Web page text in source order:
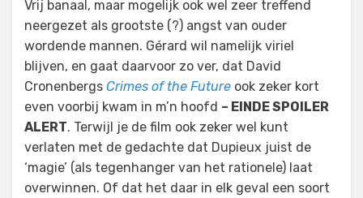
Vrij banaal, maar mogelijk ook wel zeer treffend
neergezet als grootste (?) angst van ouder
wordende mannen. Gérard wil namelijk viriel
blijven, en gaat daarvoor zo ver, dat David
Cronenbergs Crimes of the Future ook zeker kort
even voorbij kwam in m’n hoofd – EINDE SPOILER
ALERT. Terwijl je de film ook zeker wel kunt
verlaten met de gedachte dat Dupieux juist de
‘magie’ (als tegenhanger van het rationele) laat
overwinnen. Of dat het daar in elk geval een soort